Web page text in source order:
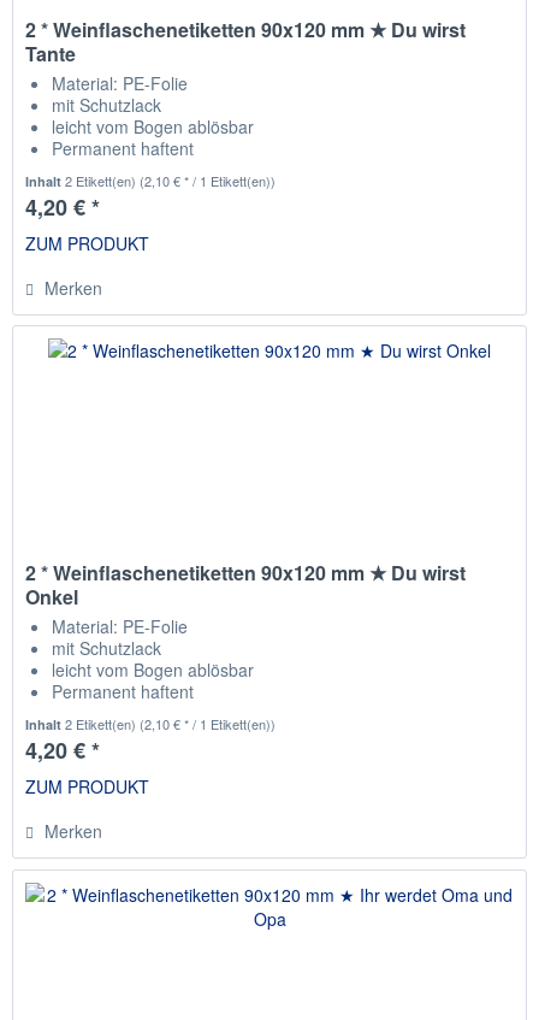
2 * Weinflaschenetiketten 90x120 mm ★ Du wirst
Tante
Material: PE-Folie
mit Schutzlack
leicht vom Bogen ablösbar
Permanent haftent
Inhalt2 Etikett(en) (2,10 € * / 1 Etikett(en))
4,20 € *
ZUM PRODUKT
Merken
2 * Weinflaschenetiketten 90x120 mm ★ Du wirst
Onkel
Material: PE-Folie
mit Schutzlack
leicht vom Bogen ablösbar
Permanent haftent
Inhalt2 Etikett(en) (2,10 € * / 1 Etikett(en))
4,20 € *
ZUM PRODUKT
Merken